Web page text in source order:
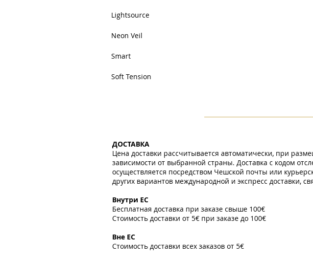
Lightsource
Neon Veil
Smart
Soft Tension
ДОСТАВКА
Цена доставки рассчитывается автоматически, при
зависимости от выбранной страны. Доставка с кодом
осуществляется посредством Чешской почты или
других вариантов международной и экспресс доставки,
Внутри ЕС
Бесплатная доставка при заказе свыше 100€
Стоимость доставки от 5€ при заказе до 100€
Вне ЕС
Стоимость доставки всех заказов от 5€